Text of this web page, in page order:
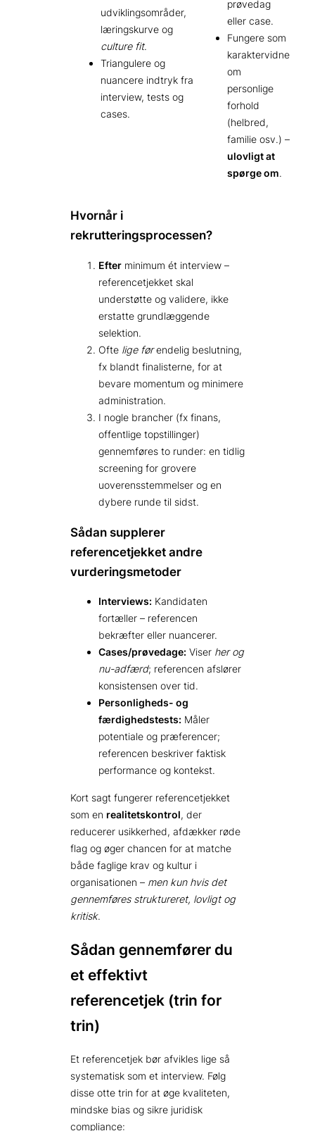
udviklingsområder,
læringskurve og
culture fit.
Triangulere og
nuancere indtryk fra
interview, tests og
cases.
prøvedag
eller case.
Fungere som
karaktervidne
om
personlige
forhold
(helbred,
familie osv.) –
ulovligt at
spørge om.
Hvornår i
rekrutteringsprocessen?
Efter minimum ét interview –
referencetjekket skal
understøtte og validere, ikke
erstatte grundlæggende
selektion.
Ofte lige førendelig beslutning,
fx blandt finalisterne, for at
bevare momentum og minimere
administration.
I nogle brancher (fx finans,
offentlige topstillinger)
gennemføres to runder: en tidlig
screening for grovere
uoverensstemmelser og en
dybere runde til sidst.
Sådan supplerer
referencetjekket andre
vurderingsmetoder
Interviews: Kandidaten
fortæller – referencen
bekræfter eller nuancerer.
Cases/prøvedage: Viser her og
nu-adfærd; referencen afslører
konsistensen over tid.
Personligheds- og
færdighedstests: Måler
potentiale og præferencer;
referencen beskriver faktisk
performance og kontekst.
Kort sagt fungerer referencetjekket
som en realitetskontrol, der
reducerer usikkerhed, afdækker røde
flag og øger chancen for at matche
både faglige krav og kultur i
organisationen – men kun hvis det
gennemføres struktureret, lovligt og
kritisk.
Sådan gennemfører du
et effektivt
referencetjek (trin for
trin)
Et referencetjek bør afvikles lige så
systematisk som et interview. Følg
disse otte trin for at øge kvaliteten,
mindske bias og sikre juridisk
compliance: